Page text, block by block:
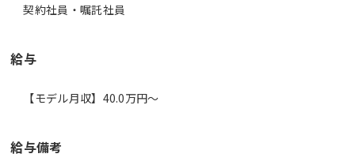
契約社員・嘱託社員
給与
【モデル月収】40.0万円〜
給与備考